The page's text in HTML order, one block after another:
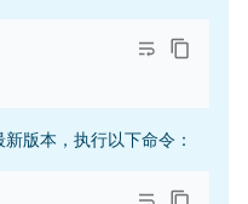
版本，执行以下命令：